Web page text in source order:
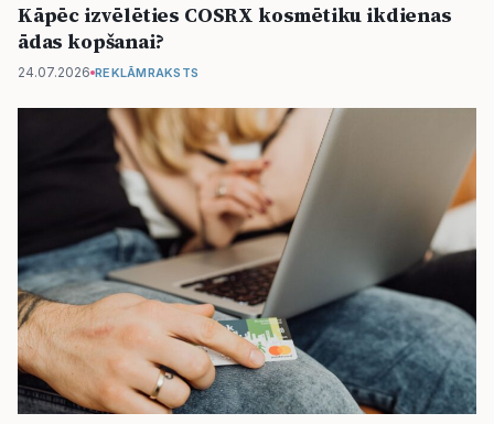
Kāpēc izvēlēties COSRX kosmētiku ikdienas
ādas kopšanai?
24.07.2026 REKLĀMRAKSTS